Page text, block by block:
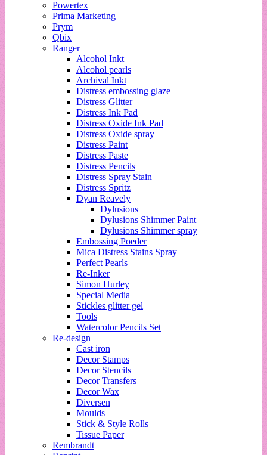
Powertex
Prima Marketing
Prym
Qbix
Ranger
Alcohol Inkt
Alcohol pearls
Archival Inkt
Distress embossing glaze
Distress Glitter
Distress Ink Pad
Distress Oxide Ink Pad
Distress Oxide spray
Distress Paint
Distress Paste
Distress Pencils
Distress Spray Stain
Distress Spritz
Dyan Reavely
Dylusions
Dylusions Shimmer Paint
Dylusions Shimmer spray
Embossing Poeder
Mica Distress Stains Spray
Perfect Pearls
Re-Inker
Simon Hurley
Special Media
Stickles glitter gel
Tools
Watercolor Pencils Set
Re-design
Cast iron
Decor Stamps
Decor Stencils
Decor Transfers
Decor Wax
Diversen
Moulds
Stick & Style Rolls
Tissue Paper
Rembrandt